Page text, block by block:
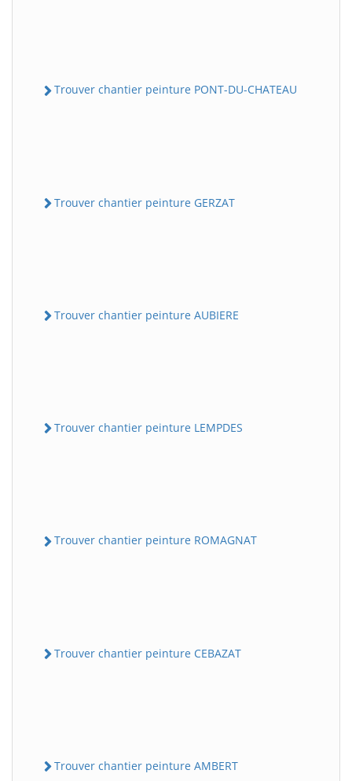
Trouver chantier peinture PONT-DU-CHATEAU
Trouver chantier peinture GERZAT
Trouver chantier peinture AUBIERE
Trouver chantier peinture LEMPDES
Trouver chantier peinture ROMAGNAT
Trouver chantier peinture CEBAZAT
Trouver chantier peinture AMBERT